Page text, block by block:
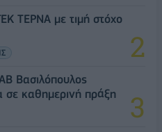
ΤΕΡΝΑ με τιμή στόχο
Βασιλόπουλος
σε καθημερινή πράξη